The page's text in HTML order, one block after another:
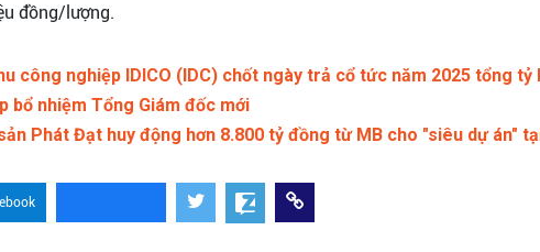
đồng/lượng.
công nghiệp IDICO (IDC) chốt ngày trả cổ tức năm 2025 tổng tỷ
bổ nhiệm Tổng Giám đốc mới
Phát Đạt huy động hơn 8.800 tỷ đồng từ MB cho "siêu dự án"